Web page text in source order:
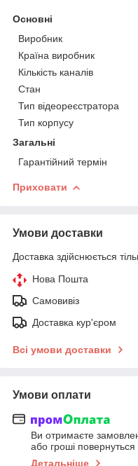
Основні
Виробник
Країна виробник
Кількість каналів
Стан
Тип відеореєстратора
Тип корпусу
Загальні
Гарантійний термін
Приховати
Умови доставки
Доставка здійснюється
Нова Пошта
Самовивіз
Доставка кур'єром
Всі умови доставки
Умови оплати
Ви отримаєте
або гроші
Детальніше